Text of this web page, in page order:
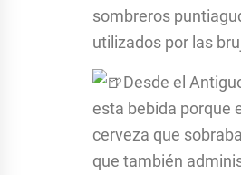
sombreros
utilizados por las
Desde el
esta bebida porque
cerveza que
que también